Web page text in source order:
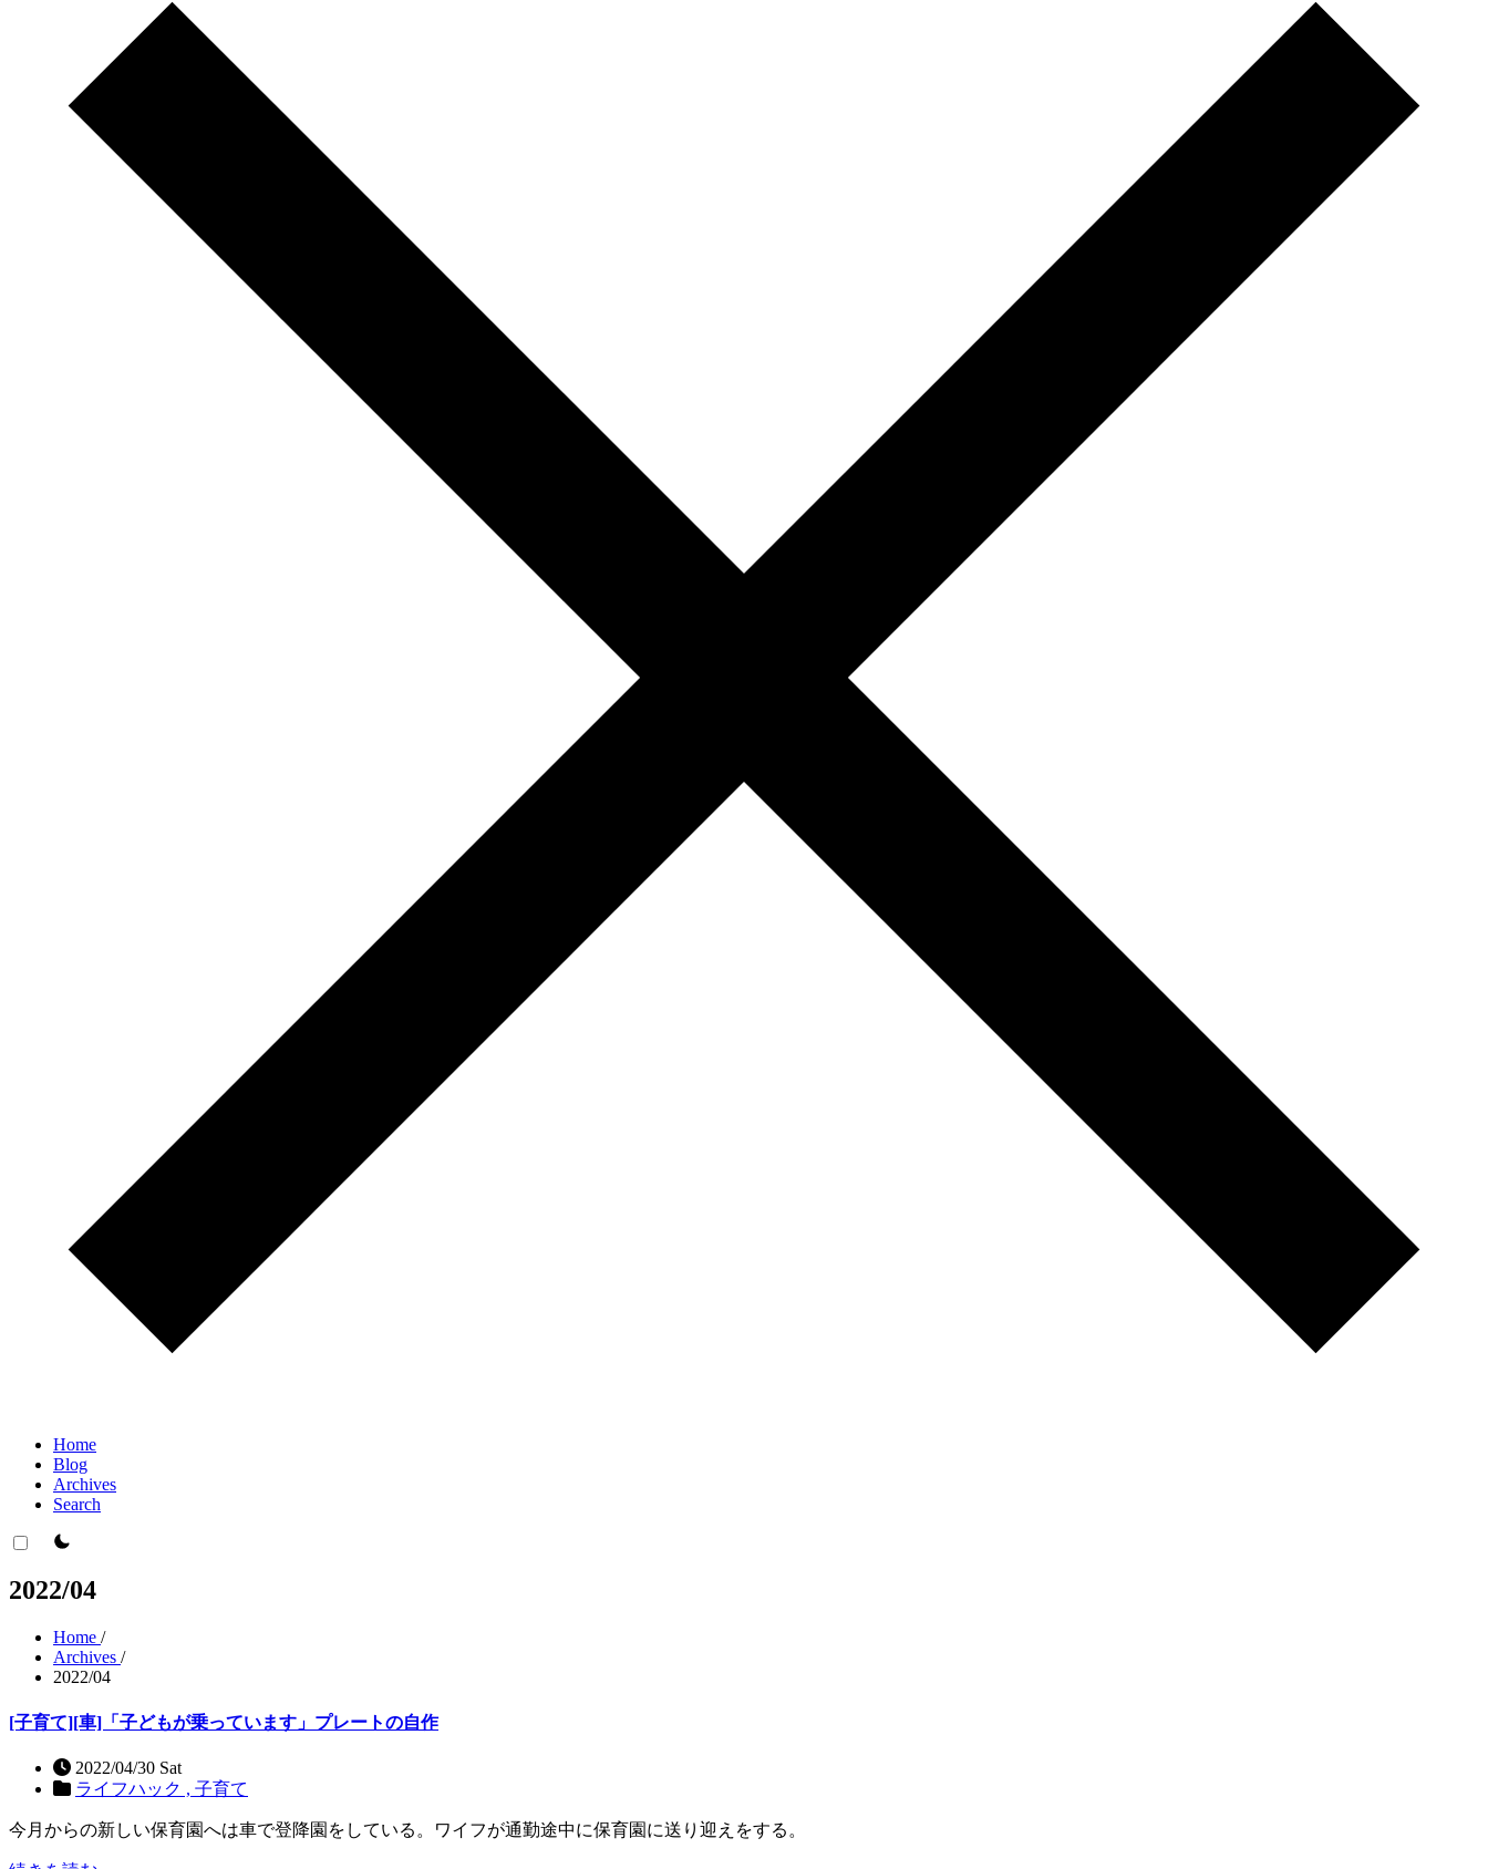
Home
Blog
Archives
Search
theme switcher
2022/04
Home /
Archives /
2022/04
[子育て][車]「子どもが乗っています」プレートの自作
2022/04/30 Sat
ライフハック , 子育て
今月からの新しい保育園へは車で登降園をしている。ワイフが通勤途中に保育園に送り迎えをする。